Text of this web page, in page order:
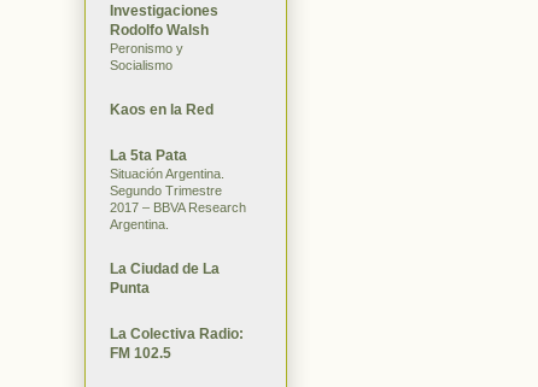
Investigaciones
Rodolfo Walsh
Peronismo y
Socialismo
Kaos en la Red
La 5ta Pata
Situación Argentina.
Segundo Trimestre
2017 – BBVA Research
Argentina.
La Ciudad de La
Punta
La Colectiva Radio:
FM 102.5